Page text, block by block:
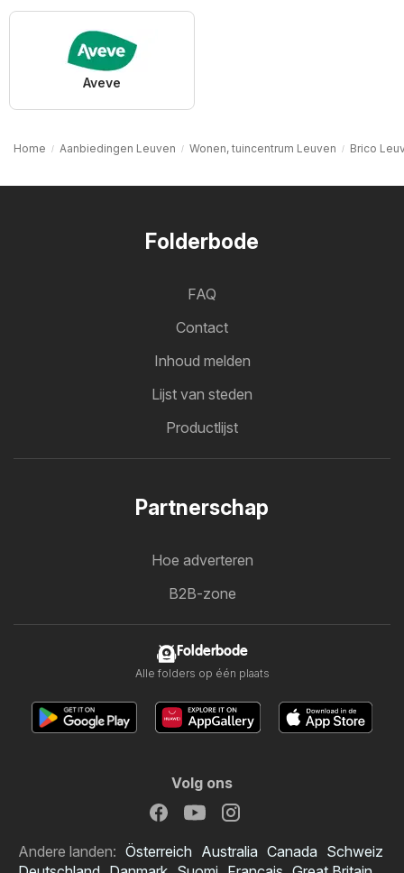
Aveve
Home Aanbiedingen Leuven Wonen, tuincentrum Leuven Brico
Folderbode
FAQ
Contact
Inhoud melden
Lijst van steden
Productlijst
Partnerschap
Hoe adverteren
B2B-zone
Folderbode
Alle folders op één plaats
Volg ons
Andere landen: Österreich Australia Canada Schweiz